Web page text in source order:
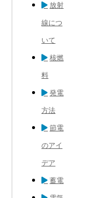
放射
線につ
いて
核燃
料
発電
方法
節電
のアイ
デア
蓄電